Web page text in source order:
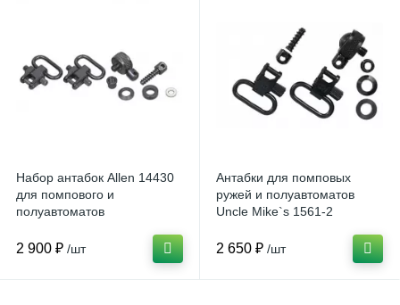
Набор антабок Allen 14430
для помпового и
полуавтоматов
2 900 ₽ /шт
Антабки для помповых
ружей и полуавтоматов
Uncle Mike`s 1561-2
2 650 ₽ /шт